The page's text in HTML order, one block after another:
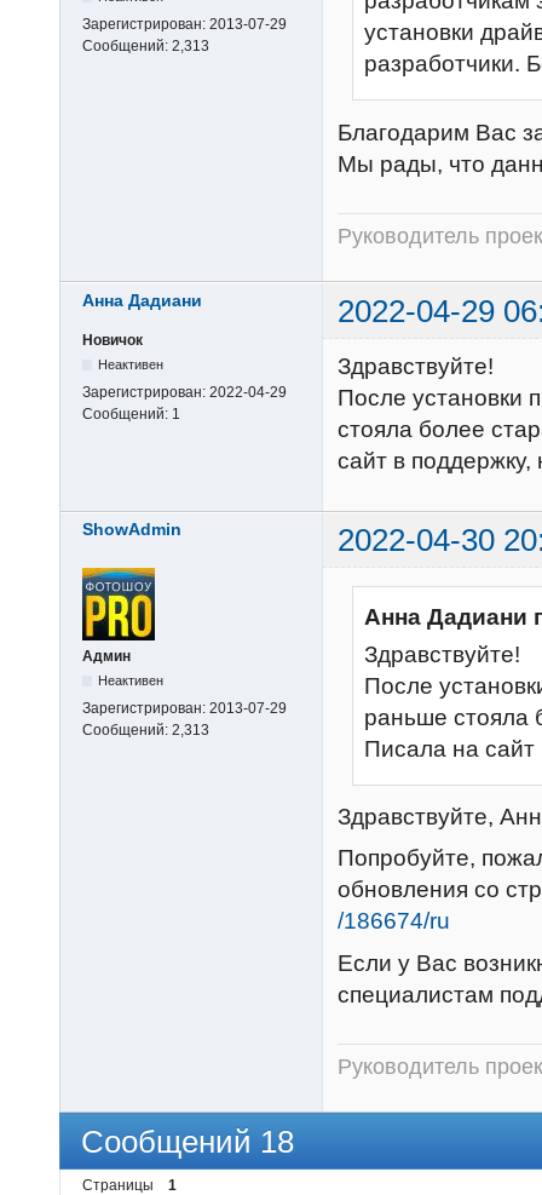
Зарегистрирован: 2013-07-29
Сообщений: 2,313
установки
разработчики.
Благодарим Вас
Мы рады, что
Руководитель
Анна Дадиани 2022-04-29
Новичок
Неактивен
Зарегистрирован: 2022-04-29
Сообщений: 1
Здравствуйте!
После установки
стояла более
сайт в
ShowAdmin 2022-04-30
Админ
Неактивен
Зарегистрирован: 2013-07-29
Сообщений: 2,313
Анна Дадиани
Здравствуйте!
После
раньше стояла
Писала на сайт
Здравствуйте,
Попробуйте,
обновления со
/186674/ru
Если у Вас
специалистам
Руководитель
Сообщений 18
Страницы 1